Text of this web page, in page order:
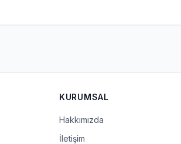
KURUMSAL
Hakkımızda
İletişim